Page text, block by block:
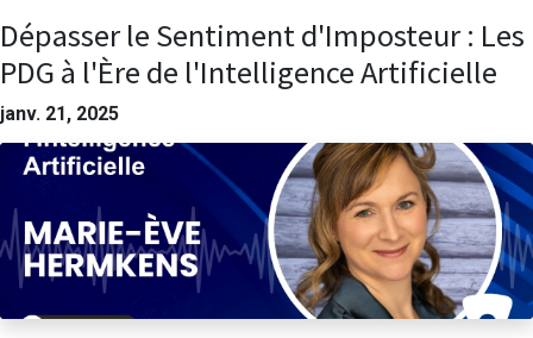
Dépasser le Sentiment d'Imposteur : Les
PDG à l'Ère de l'Intelligence Artificielle
janv. 21, 2025